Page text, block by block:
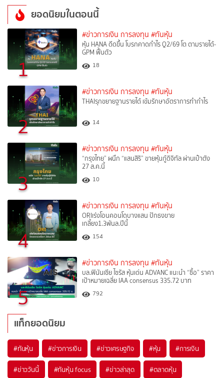
ยอดนิยมในตอนนี้
1
#ข่าวการเงิน การลงทุน #ทันหุ้น
หุ้น HANA ดีดขึ้น โบรกคาดกำไร Q2/69 โต ตามรายได้-
GPM ฟื้นตัว
18
2
#ข่าวการเงิน การลงทุน #ทันหุ้น
THAIรุกขยายฐานรายได้ เข้มรักษาอัตราการทำกำไร
14
3
#ข่าวการเงิน การลงทุน #ทันหุ้น
“กรุงไทย” ผนึก “แสนสิริ” ขายหุ้นกู้ดิจิทัล ผ่านเป๋าตัง
27 ส.ค.นี้
10
4
#ข่าวการเงิน การลงทุน #ทันหุ้น
ORIเร่งโอนคอนโดบางแสน ปักธงขาย
เกลี้ยง1.3พันล.ปีนี้
154
5
#ข่าวการเงิน การลงทุน #ทันหุ้น
บล.ฟินันเซีย ไซรัส หุ้นเด่น ADVANC แนะนำ “ซื้อ” ราคา
เป้าหมายเฉลี่ย IAA consensus 335.72 บาท
792
แท็กยอดนิยม
#ทันหุ้น #ข่าวการเงิน #ข่าวเศรษฐกิจ #หุ้น #การเงิน
#ข่าววันนี้ #ทันหุ้น focus #ข่าวล่าสุด #ตลาดหุ้น